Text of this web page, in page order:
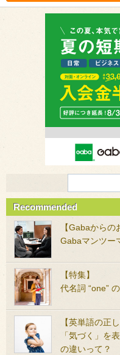
Recommended
【Gabaからの
Gabaマンツー
【特集】
代名詞 “one”
【英単語の正
「気づく」を
の違いって？